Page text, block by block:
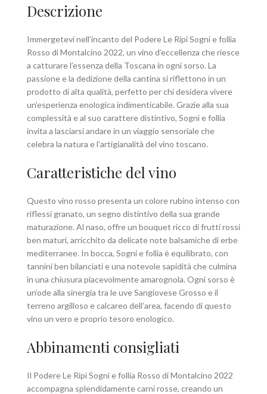
Descrizione
Immergetevi nell’incanto del Podere Le Ripi Sogni e follia
Rosso di Montalcino 2022, un vino d’eccellenza che riesce
a catturare l’essenza della Toscana in ogni sorso. La
passione e la dedizione della cantina si riflettono in un
prodotto di alta qualità, perfetto per chi desidera vivere
un’esperienza enologica indimenticabile. Grazie alla sua
complessità e al suo carattere distintivo, Sogni e follia
invita a lasciarsi andare in un viaggio sensoriale che
celebra la natura e l’artigianalità del vino toscano.
Caratteristiche del vino
Questo vino rosso presenta un colore rubino intenso con
riflessi granato, un segno distintivo della sua grande
maturazione. Al naso, offre un bouquet ricco di frutti rossi
ben maturi, arricchito da delicate note balsamiche di erbe
mediterranee. In bocca, Sogni e follia è equilibrato, con
tannini ben bilanciati e una notevole sapidità che culmina
in una chiusura piacevolmente amarognola. Ogni sorso è
un’ode alla sinergia tra le uve Sangiovese Grosso e il
terreno argilloso e calcareo dell’area, facendo di questo
vino un vero e proprio tesoro enologico.
Abbinamenti consigliati
Il Podere Le Ripi Sogni e follia Rosso di Montalcino 2022
accompagna splendidamente carni rosse, creando un